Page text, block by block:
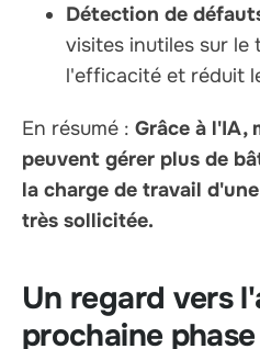
Détection de
visites inutiles sur le
l'efficacité et réduit
En résumé : Grâce à l'IA,
peuvent gérer plus de
la charge de travail
très sollicitée.
Un regard vers
prochaine